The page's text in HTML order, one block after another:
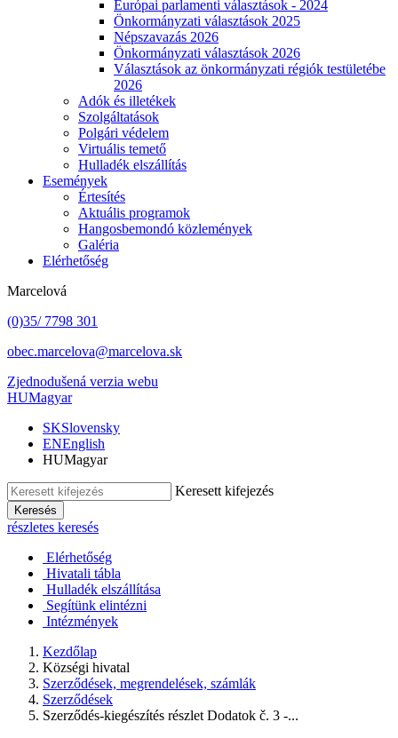
Európai parlamenti választások - 2024
Önkormányzati választások 2025
Népszavazás 2026
Önkormányzati választások 2026
Választások az önkormányzati régiók testületébe
2026
Adók és illetékek
Szolgáltatások
Polgári védelem
Virtuális temető
Hulladék elszállítás
Események
Értesítés
Aktuális programok
Hangosbemondó közlemények
Galéria
Elérhetőség
Marcelová
(0)35/ 7798 301
obec.marcelova@marcelova.sk
Zjednodušená verzia webu
HUMagyar
SKSlovensky
ENEnglish
HUMagyar
Keresett kifejezés
Keresés
részletes keresés
Elérhetőség
Hivatali tábla
Hulladék elszállítása
Segítünk elintézni
Intézmények
Kezdőlap
Községi hivatal
Szerződések, megrendelések, számlák
Szerződések
Szerződés-kiegészítés részlet Dodatok č. 3 -...